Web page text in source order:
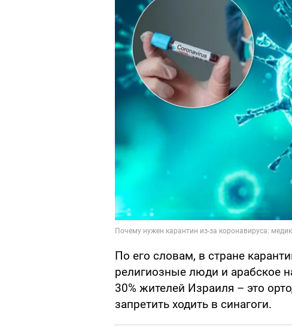
По его словам, в стране
религиозные люди и арабское
30% жителей Израиля – это
запретить ходить в синагоги.